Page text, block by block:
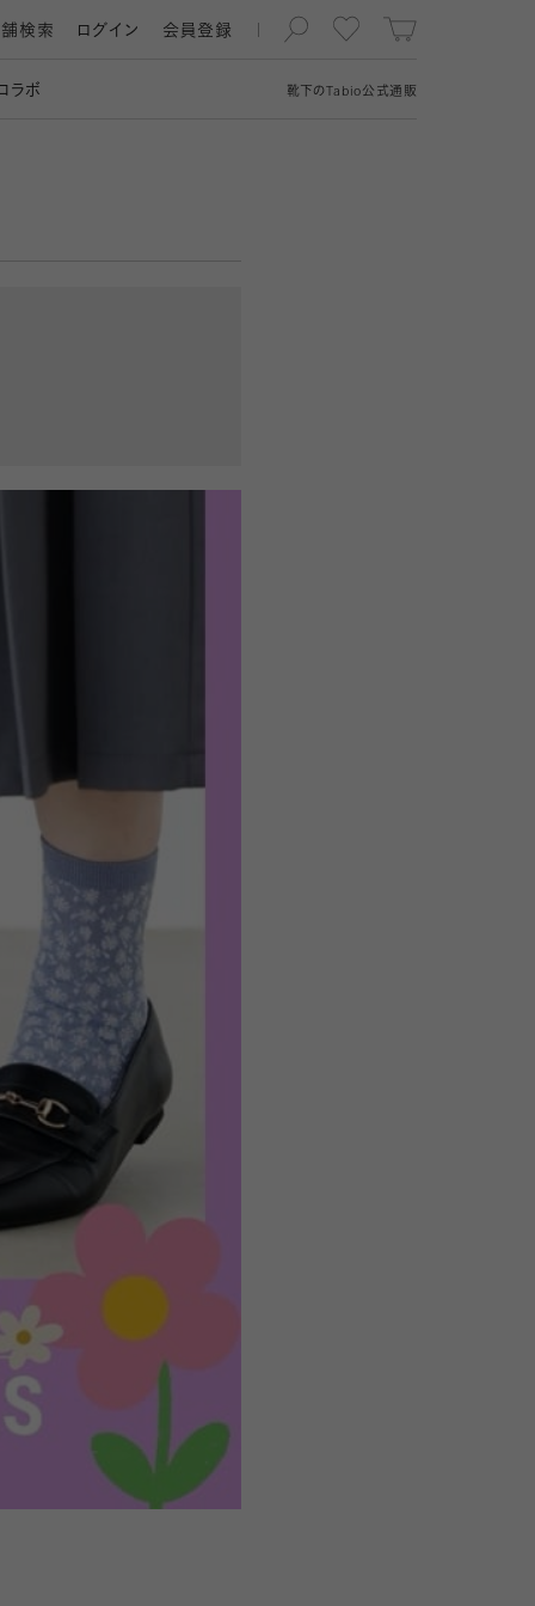
靴下の Tabio公式通販
検索 ログイン 会員登録
ラボ